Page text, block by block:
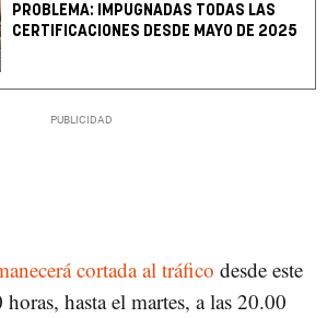
PROBLEMA: IMPUGNADAS TODAS LAS
CERTIFICACIONES DESDE MAYO DE 2025
cortada al tráfico desde este
hasta el martes, a las 20.00